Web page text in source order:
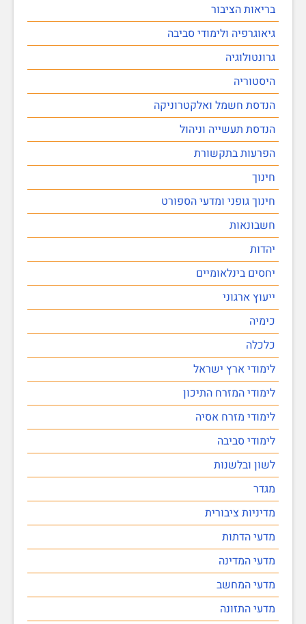
בריאות הציבור
גיאוגרפיה ולימודי סביבה
גרונטולוגיה
היסטוריה
הנדסת חשמל ואלקטרוניקה
הנדסת תעשייה וניהול
הפרעות בתקשורת
חינוך
חינוך גופני ומדעי הספורט
חשבונאות
יהדות
יחסים בינלאומיים
ייעוץ ארגוני
כימיה
כלכלה
לימודי ארץ ישראל
לימודי המזרח התיכון
לימודי מזרח אסיה
לימודי סביבה
לשון ובלשנות
מגדר
מדיניות ציבורית
מדעי הדתות
מדעי המדינה
מדעי המחשב
מדעי התזונה